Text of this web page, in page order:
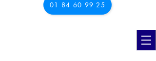
01 84 60 99 25